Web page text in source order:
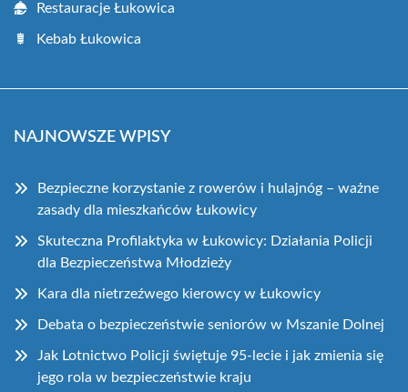
Restauracje Łukowica
Kebab Łukowica
NAJNOWSZE WPISY
Bezpieczne korzystanie z rowerów i hulajnóg – ważne
zasady dla mieszkańców Łukowicy
Skuteczna Profilaktyka w Łukowicy: Działania Policji
dla Bezpieczeństwa Młodzieży
Kara dla nietrzeźwego kierowcy w Łukowicy
Debata o bezpieczeństwie seniorów w Mszanie Dolnej
Jak Lotnictwo Policji świętuje 95-lecie i jak zmienia się
jego rola w bezpieczeństwie kraju